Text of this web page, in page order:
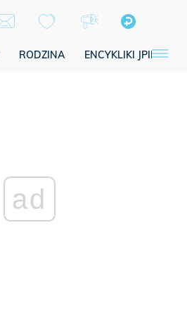
RODZINA ENCYKLIKI JPII
ad